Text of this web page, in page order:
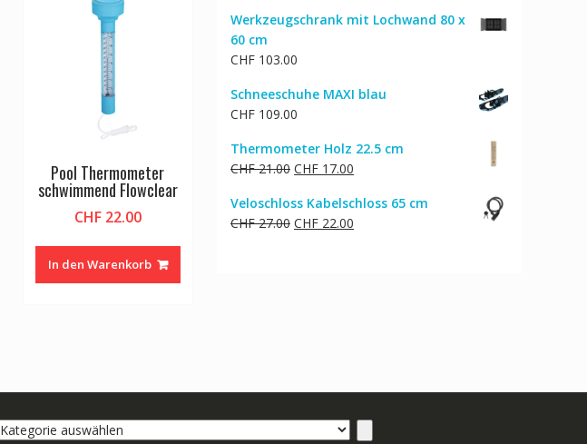
Pool Thermometer
schwimmend Flowclear
CHF22.00
In den Warenkorb
Werkzeugschrank mit Lochwand 80 x
60 cm
CHF 103.00
Schneeschuhe MAXI blau
CHF 109.00
Thermometer Holz 22.5 cm
CHF21.00 Ursprünglicher
war:
CHF 21.00
CHF 17.00
ist:
CHF 17.00.
Veloschloss Kabelschloss 65 cm
CHF27.00 Ursprünglicher
CHF 22.00
Kategorie